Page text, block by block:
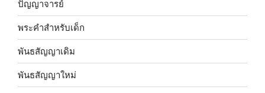
ปัญญาจารย์
พระคำสำหรับเด็ก
พันธสัญญาเดิม
พันธสัญญาใหม่